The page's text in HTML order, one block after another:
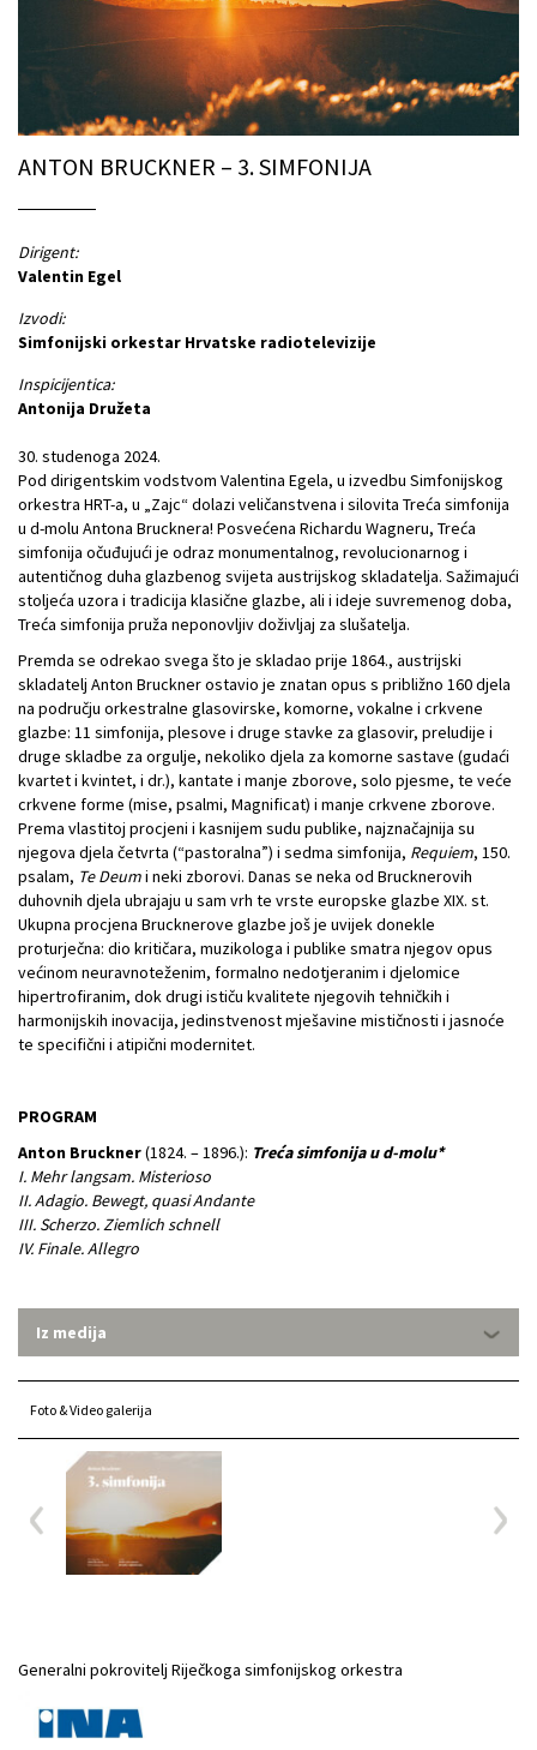
ANTON BRUCKNER – 3. SIMFONIJA
Dirigent:
Valentin Egel
Izvodi:
Simfonijski orkestar Hrvatske radiotelevizije
Inspicijentica:
Antonija Družeta
30. studenoga 2024.
Pod dirigentskim vodstvom Valentina Egela, u izvedbu Simfonijskog
orkestra HRT-a, u „Zajc“ dolazi veličanstvena i silovita Treća simfonija
u d-molu Antona Brucknera! Posvećena Richardu Wagneru, Treća
simfonija očuđujući je odraz monumentalnog, revolucionarnog i
autentičnog duha glazbenog svijeta austrijskog skladatelja. Sažimajući
stoljeća uzora i tradicija klasične glazbe, ali i ideje suvremenog doba,
Treća simfonija pruža neponovljiv doživljaj za slušatelja.
Premda se odrekao svega što je skladao prije 1864., austrijski
skladatelj Anton Bruckner ostavio je znatan opus s približno 160 djela
na području orkestralne glasovirske, komorne, vokalne i crkvene
glazbe: 11 simfonija, plesove i druge stavke za glasovir, preludije i
druge skladbe za orgulje, nekoliko djela za komorne sastave (gudaći
kvartet i kvintet, i dr.), kantate i manje zborove, solo pjesme, te veće
crkvene forme (mise, psalmi, Magnificat) i manje crkvene zborove.
Prema vlastitoj procjeni i kasnijem sudu publike, najznačajnija su
njegova djela četvrta (“pastoralna”) i sedma simfonija, Requiem, 150.
psalam, Te Deumi neki zborovi. Danas se neka od Brucknerovih
duhovnih djela ubrajaju u sam vrh te vrste europske glazbe XIX. st.
Ukupna procjena Brucknerove glazbe još je uvijek donekle
proturječna: dio kritičara, muzikologa i publike smatra njegov opus
većinom neuravnoteženim, formalno nedotjeranim i djelomice
hipertrofiranim, dok drugi ističu kvalitete njegovih tehničkih i
harmonijskih inovacija, jedinstvenost mješavine mističnosti i jasnoće
te specifični i atipični modernitet.
PROGRAM
Anton Bruckner(1824. – 1896.): Treća simfonija u d-molu*
I. Mehr langsam. Misterioso
II. Adagio. Bewegt, quasi Andante
III. Scherzo. Ziemlich schnell
IV. Finale. Allegro
Iz medija
Foto & Video galerija
Generalni pokrovitelj Riječkoga simfonijskog orkestra